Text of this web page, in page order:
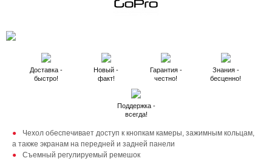
Доставка -
быстро!
Новый -
факт!
Гарантия -
честно!
Знания -
бесценно!
Поддержка -
всегда!
Чехол обеспечивает доступ к кнопкам камеры, зажимным кольцам,
а также экранам на передней и задней панели
Съемный регулируемый ремешок